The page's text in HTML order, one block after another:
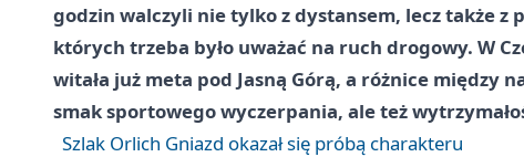
godzin walczyli nie tylko z dystansem, lecz także
których trzeba było uważać na ruch drogowy. W
witała już meta pod Jasną Górą, a różnice między
smak sportowego wyczerpania, ale też
Szlak Orlich Gniazd okazał się próbą charakteru